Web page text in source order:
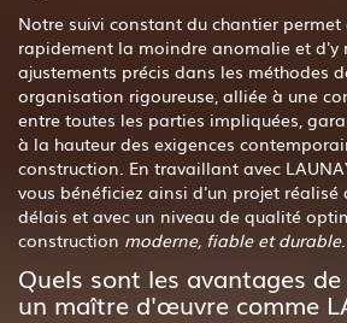
Notre suivi constant du chantier permet
rapidement la moindre anomalie et d'y
ajustements précis dans les méthodes
organisation rigoureuse, alliée à une
entre toutes les parties impliquées,
à la hauteur des exigences
construction. En travaillant avec
vous bénéficiez ainsi d'un projet réalisé
délais et avec un niveau de qualité
construction moderne, fiable et durable.
Quels sont les avantages
un maître d'œuvre comme